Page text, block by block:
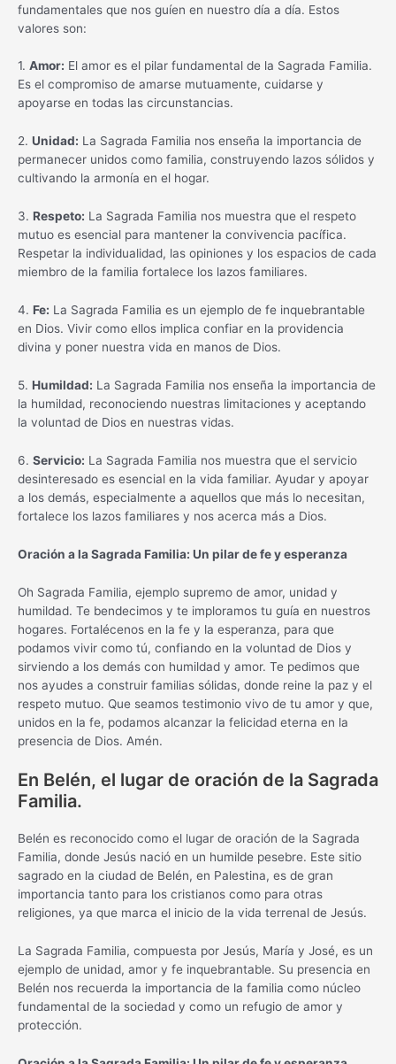
fundamentales que nos guíen en nuestro día a día. Estos
valores son:
1. Amor: El amor es el pilar fundamental de la Sagrada Familia.
Es el compromiso de amarse mutuamente, cuidarse y
apoyarse en todas las circunstancias.
2. Unidad: La Sagrada Familia nos enseña la importancia de
permanecer unidos como familia, construyendo lazos sólidos y
cultivando la armonía en el hogar.
3. Respeto: La Sagrada Familia nos muestra que el respeto
mutuo es esencial para mantener la convivencia pacífica.
Respetar la individualidad, las opiniones y los espacios de cada
miembro de la familia fortalece los lazos familiares.
4. Fe: La Sagrada Familia es un ejemplo de fe inquebrantable
en Dios. Vivir como ellos implica confiar en la providencia
divina y poner nuestra vida en manos de Dios.
5. Humildad: La Sagrada Familia nos enseña la importancia de
la humildad, reconociendo nuestras limitaciones y aceptando
la voluntad de Dios en nuestras vidas.
6. Servicio: La Sagrada Familia nos muestra que el servicio
desinteresado es esencial en la vida familiar. Ayudar y apoyar
a los demás, especialmente a aquellos que más lo necesitan,
fortalece los lazos familiares y nos acerca más a Dios.
Oración a la Sagrada Familia: Un pilar de fe y esperanza
Oh Sagrada Familia, ejemplo supremo de amor, unidad y
humildad. Te bendecimos y te imploramos tu guía en nuestros
hogares. Fortalécenos en la fe y la esperanza, para que
podamos vivir como tú, confiando en la voluntad de Dios y
sirviendo a los demás con humildad y amor. Te pedimos que
nos ayudes a construir familias sólidas, donde reine la paz y el
respeto mutuo. Que seamos testimonio vivo de tu amor y que,
unidos en la fe, podamos alcanzar la felicidad eterna en la
presencia de Dios. Amén.
En Belén, el lugar de oración de la Sagrada
Familia.
Belén es reconocido como el lugar de oración de la Sagrada
Familia, donde Jesús nació en un humilde pesebre. Este sitio
sagrado en la ciudad de Belén, en Palestina, es de gran
importancia tanto para los cristianos como para otras
religiones, ya que marca el inicio de la vida terrenal de Jesús.
La Sagrada Familia, compuesta por Jesús, María y José, es un
ejemplo de unidad, amor y fe inquebrantable. Su presencia en
Belén nos recuerda la importancia de la familia como núcleo
fundamental de la sociedad y como un refugio de amor y
protección.